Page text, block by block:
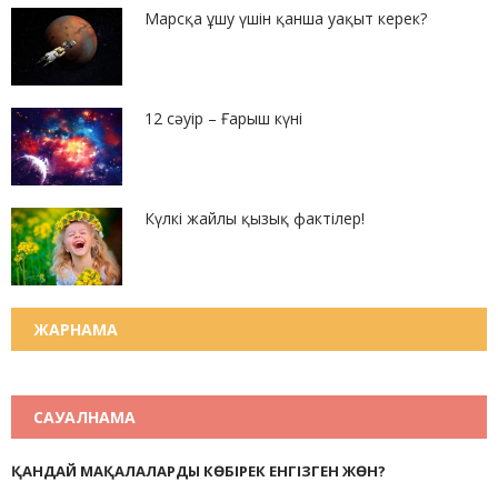
Марсқа ұшу үшін қанша уақыт керек?
12 сәуір – Ғарыш күні
Күлкі жайлы қызық фактілер!
ЖАРНАМА
САУАЛНАМА
ҚАНДАЙ МАҚАЛАЛАРДЫ КӨБІРЕК ЕНГІЗГЕН ЖӨН?